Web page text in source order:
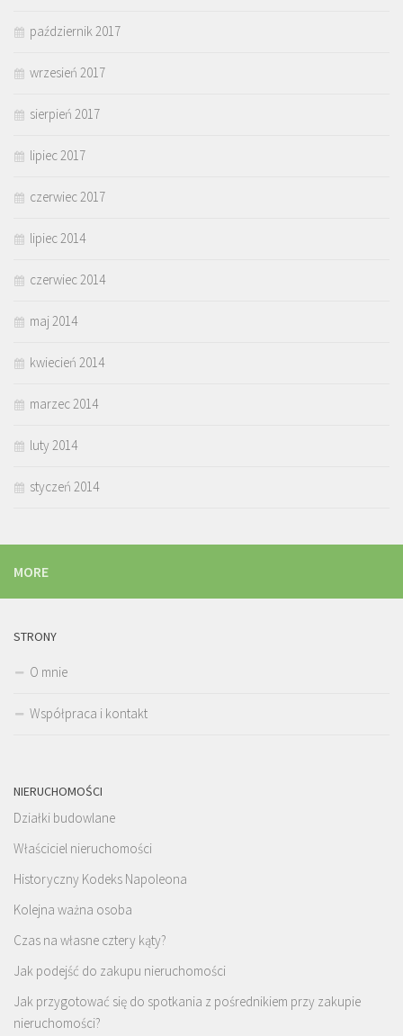
październik 2017
wrzesień 2017
sierpień 2017
lipiec 2017
czerwiec 2017
lipiec 2014
czerwiec 2014
maj 2014
kwiecień 2014
marzec 2014
luty 2014
styczeń 2014
MORE
STRONY
O mnie
Współpraca i kontakt
NIERUCHOMOŚCI
Działki budowlane
Właściciel nieruchomości
Historyczny Kodeks Napoleona
Kolejna ważna osoba
Czas na własne cztery kąty?
Jak podejść do zakupu nieruchomości
Jak przygotować się do spotkania z pośrednikiem przy zakupie
nieruchomości?